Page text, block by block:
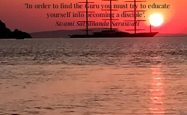
"In order to find the Guru you must try to educate
yourself into becoming a disciple".
Swami Satyananda Saraswati